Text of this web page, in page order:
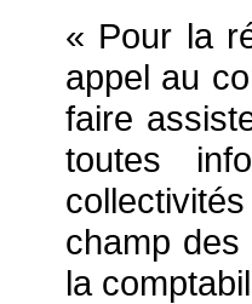
« Pour la
appel au
faire
toutes
champ
la